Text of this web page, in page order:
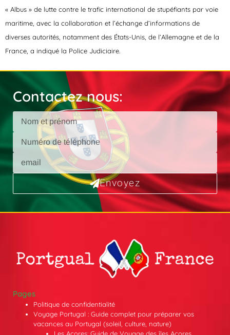
« Albus » de lutte contre le trafic international de stupéfiants par voie
maritime, avec la collaboration et l’échange d’informations de
diverses autorités, notamment des États-Unis, de l’Allemagne et de la
France, a indiqué la Police Judiciaire.
Contactez nous:
Envoyez
Pages
Politique de confidentialité
Voyage Portugal : Guide complet pour préparer vos
vacances au Portugal (soleil, culture, nature)
Les Açores: Guide de Voyage des îles Açores